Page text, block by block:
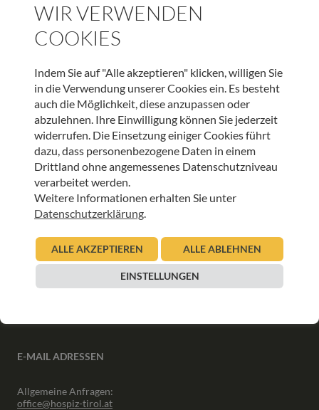
ANMELDEN
INFORMATIONEN
Downloads
Interner Bereich
Partner
E-MAIL ADRESSEN
Allgemeine Anfragen:
office@hospiz-tirol.at
WIR VERWENDEN
COOKIES
Indem Sie auf "Alle akzeptieren" klicken, willigen Sie
in die Verwendung unserer Cookies ein. Es besteht
auch die Möglichkeit, diese anzupassen oder
abzulehnen. Ihre Einwilligung können Sie jederzeit
widerrufen. Die Einsetzung einiger Cookies führt
dazu, dass personenbezogene Daten in einem
Drittland ohne angemessenes Datenschutzniveau
verarbeitet werden.
Weitere Informationen erhalten Sie unter
Datenschutzerklärung.
ALLE AKZEPTIEREN ALLE ABLEHNEN
EINSTELLUNGEN